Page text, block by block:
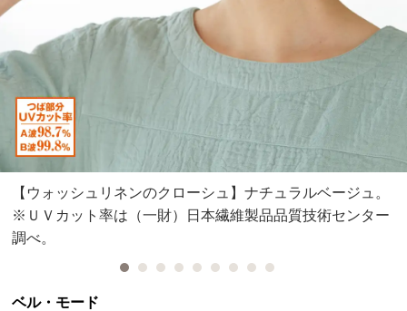
【ウォッシュリネンのクローシュ】ナチュラルベージュ。
※ＵＶカット率は（一財）日本繊維製品品質技術センター
調べ。
ベル・モード